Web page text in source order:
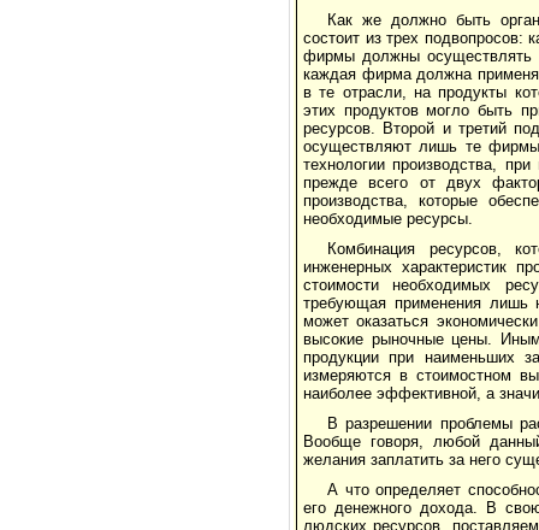
Как же должно быть
состоит из трех
фирмы должны осуществлять
каждая фирма должна
в те отрасли, на продукты
этих продуктов могло быть
ресурсов. Второй и третий
осуществляют лишь те
технологии производства,
прежде всего от двух
производства, которые
необходимые ресурсы.
Комбинация ресурсов,
инженерных характеристик
стоимости необходимых
требующая применения лишь
может оказаться
высокие рыночные цены.
продукции при наименьших
измеряются в стоимостном
наиболее эффективной, а
В разрешении проблемы
Вообще говоря, любой
желания заплатить за него
А что определяет
его денежного дохода. В
людских ресурсов,